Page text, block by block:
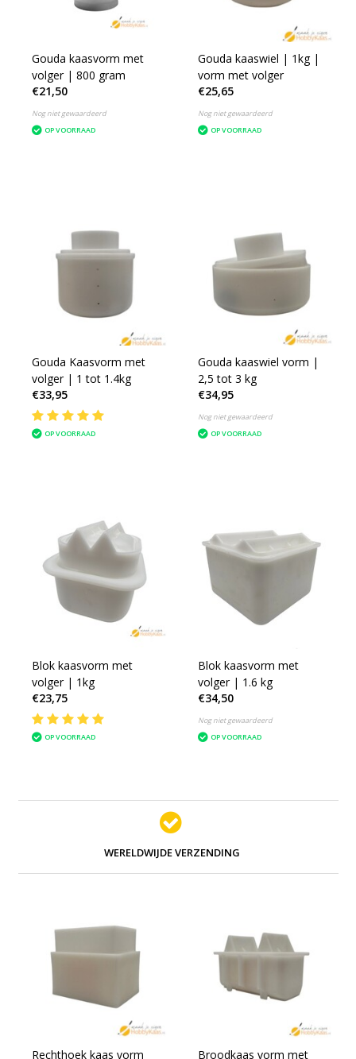
Gouda kaasvorm met
volger | 800 gram
€21,50
Nog niet gewaardeerd
OP VOORRAAD
Gouda kaaswiel | 1kg |
vorm met volger
€25,65
Nog niet gewaardeerd
OP VOORRAAD
Gouda Kaasvorm met
volger | 1 tot 1.4kg
€33,95
OP VOORRAAD
Gouda kaaswiel vorm |
2,5 tot 3 kg
€34,95
Nog niet gewaardeerd
OP VOORRAAD
Blok kaasvorm met
volger | 1kg
€23,75
OP VOORRAAD
Blok kaasvorm met
volger | 1.6 kg
€34,50
Nog niet gewaardeerd
OP VOORRAAD
WERELDWIJDE VERZENDING
Rechthoek kaas vorm
Broodkaas vorm met